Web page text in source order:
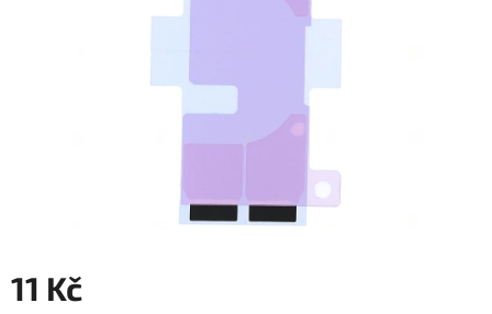
11 Kč